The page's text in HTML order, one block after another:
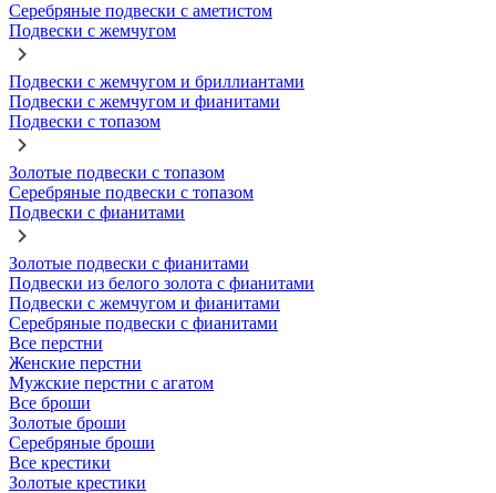
Серебряные подвески с аметистом
Подвески с жемчугом
Подвески с жемчугом и бриллиантами
Подвески с жемчугом и фианитами
Подвески с топазом
Золотые подвески с топазом
Серебряные подвески с топазом
Подвески с фианитами
Золотые подвески с фианитами
Подвески из белого золота с фианитами
Подвески с жемчугом и фианитами
Серебряные подвески с фианитами
Все перстни
Женские перстни
Мужские перстни с агатом
Все броши
Золотые броши
Серебряные броши
Все крестики
Золотые крестики